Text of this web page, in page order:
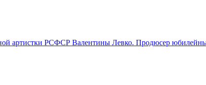
артистки РСФСР Валентины Левко. Продюсер